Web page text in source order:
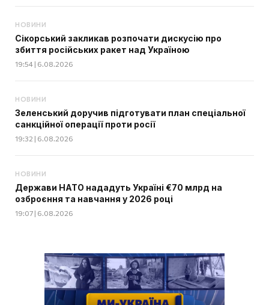
НОВИНИ
Сікорський закликав розпочати дискусію про
збиття російських ракет над Україною
19:54 | 6.08.2026
НОВИНИ
Зеленський доручив підготувати план спеціальної
санкційної операції проти росії
19:32 | 6.08.2026
НОВИНИ
Держави НАТО нададуть Україні €70 млрд на
озброєння та навчання у 2026 році
19:07 | 6.08.2026